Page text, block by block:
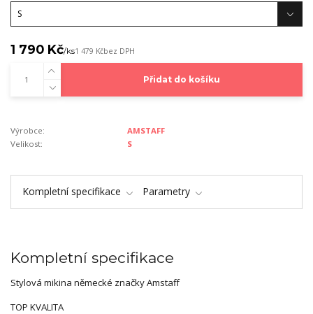
1 790 Kč/ks1 479 Kčbez DPH
Přidat do košíku
Výrobce:
AMSTAFF
Velikost:
S
Kompletní specifikace Parametry
Kompletní specifikace
Stylová mikina německé značky Amstaff
TOP KVALITA